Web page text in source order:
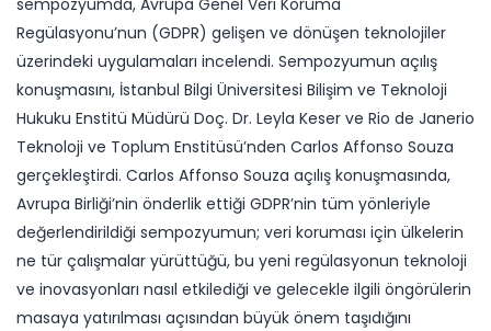
sempozyumda, Avrupa Genel Veri Koruma
Regülasyonu’nun (GDPR) gelişen ve dönüşen teknolojiler
üzerindeki uygulamaları incelendi. Sempozyumun açılış
konuşmasını, İstanbul Bilgi Üniversitesi Bilişim ve Teknoloji
Hukuku Enstitü Müdürü Doç. Dr. Leyla Keser ve Rio de Janerio
Teknoloji ve Toplum Enstitüsü’nden Carlos Affonso Souza
gerçekleştirdi. Carlos Affonso Souza açılış konuşmasında,
Avrupa Birliği’nin önderlik ettiği GDPR’nin tüm yönleriyle
değerlendirildiği sempozyumun; veri koruması için ülkelerin
ne tür çalışmalar yürüttüğü, bu yeni regülasyonun teknoloji
ve inovasyonları nasıl etkilediği ve gelecekle ilgili öngörülerin
masaya yatırılması açısından büyük önem taşıdığını